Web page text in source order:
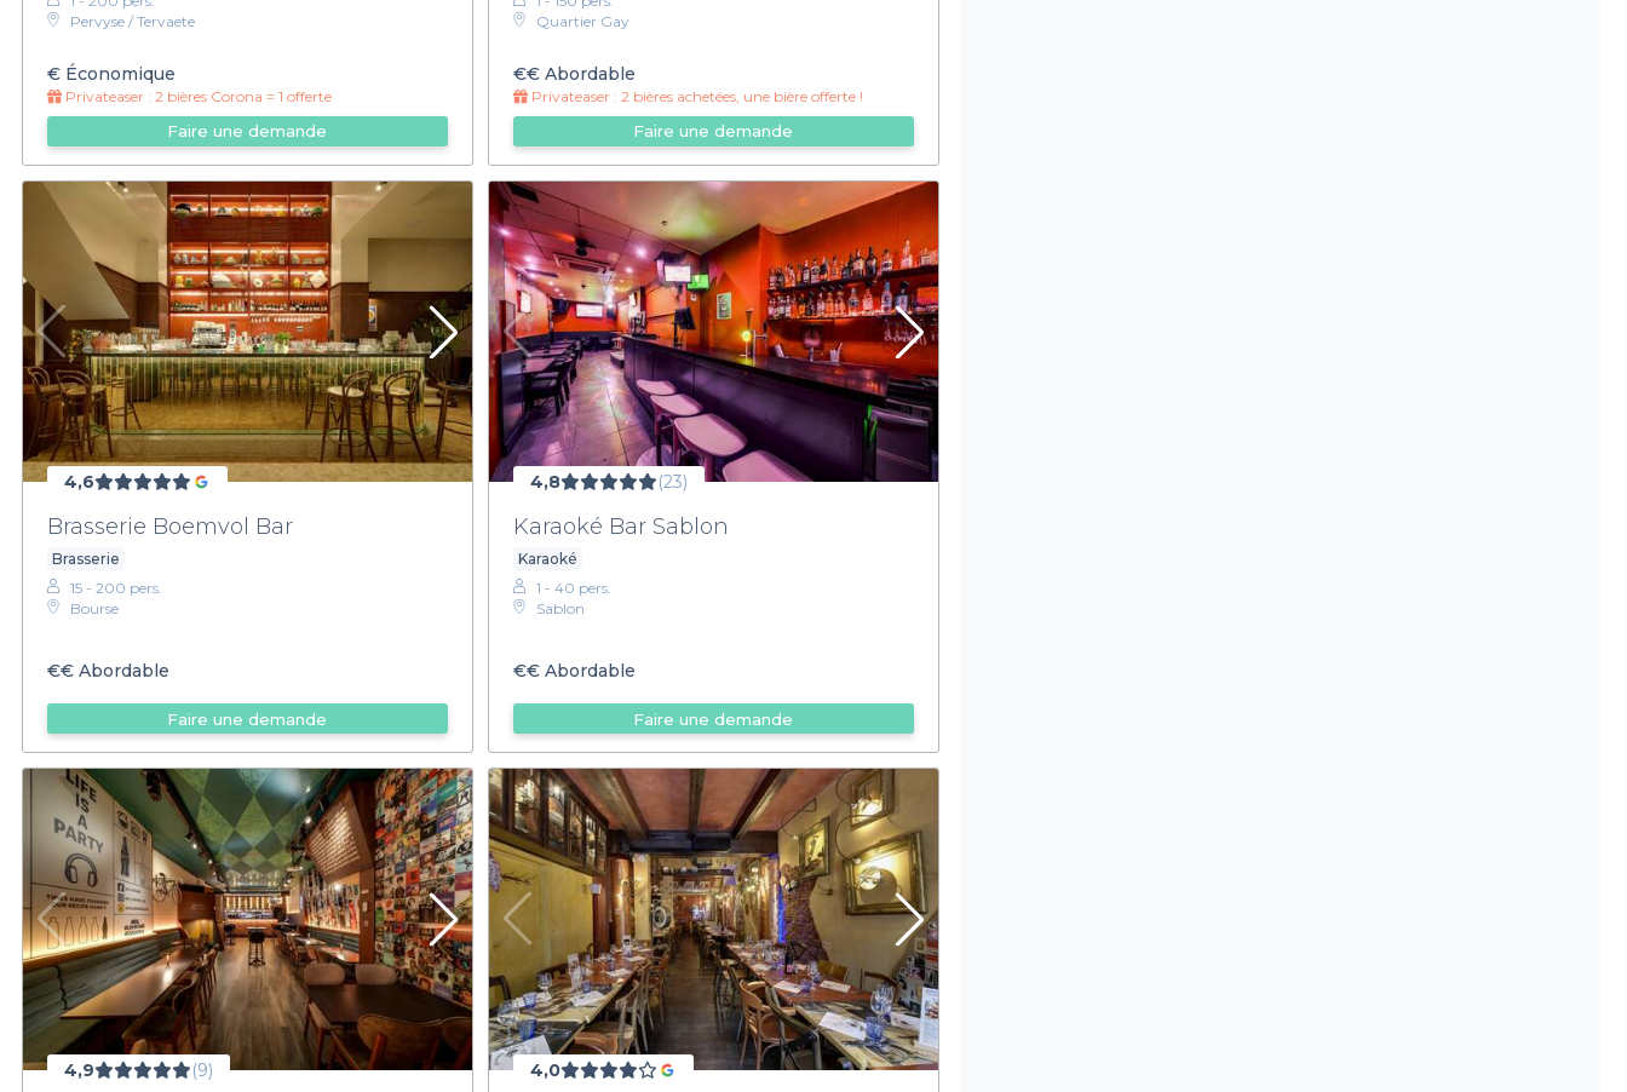
Pervyse / Tervaete
€ Économique
Privateaser : 2 bières Corona = 1 offerte
Faire une demande
Quartier Gay
€€Abordable
Privateaser : 2 bières achetées, une bière offerte !
Faire une demande
4,6
Brasserie Boemvol Bar
Brasserie
15 - 200 pers.
Bourse
€€ Abordable
Faire une demande
4,8 (23)
Karaoké Bar Sablon
Karaoké
1 - 40 pers.
Sablon
€€Abordable
Faire une demande
4,9 (9) 4,0